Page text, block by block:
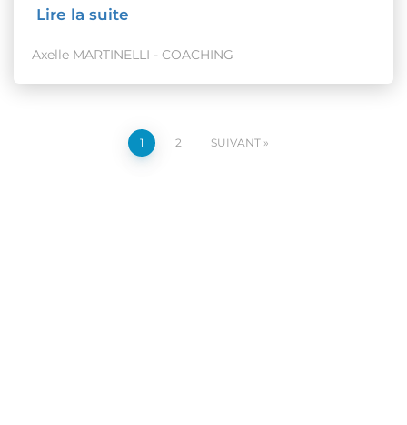
Lire la suite
Axelle MARTINELLI - COACHING
1 2 SUIVANT